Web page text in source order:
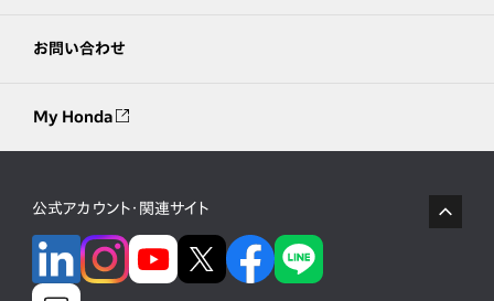
お問い合わせ
My Honda
公式アカウント・関連サイト